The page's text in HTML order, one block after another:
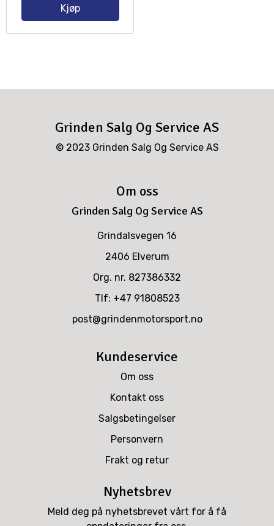
Kjøp
Grinden Salg Og Service AS
© 2023 Grinden Salg Og Service AS
Om oss
Grinden Salg Og Service AS
Grindalsvegen 16
2406 Elverum
Org. nr. 827386332
Tlf: +47 91808523
post@grindenmotorsport.no
Kundeservice
Om oss
Kontakt oss
Salgsbetingelser
Personvern
Frakt og retur
Nyhetsbrev
Meld deg på nyhetsbrevet vårt for å få